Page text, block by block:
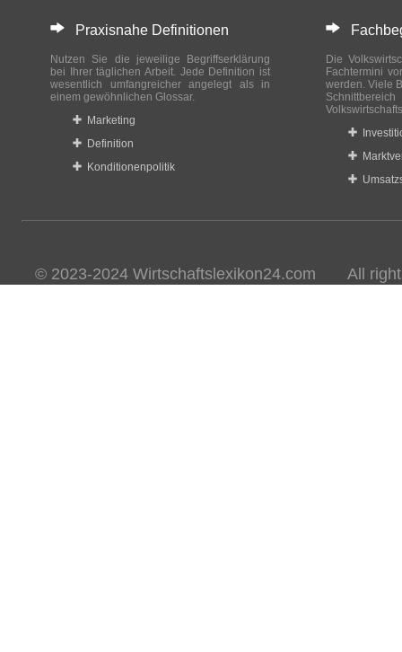
Praxisnahe Definitionen
Nutzen Sie die jeweilige Begriffserklärung
bei Ihrer täglichen Arbeit. Jede Definition ist
wesentlich umfangreicher angelegt als in
einem gewöhnlichen Glossar.
Marketing
Definition
Konditionenpolitik
Die
Fachtermini
werden. Viele
© 2023-2024 Wirtschaftslexikon24.com All